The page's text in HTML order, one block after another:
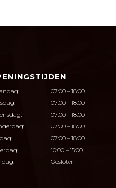
07:00 – 18:00
07:00 – 18:00
07:00 – 18:00
07:00 – 18:00
07:00 – 18:00
10:00 – 15:00
Gesloten